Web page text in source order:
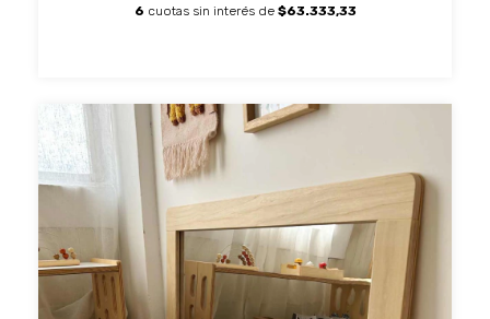
6 cuotas sin interés de $63.333,33